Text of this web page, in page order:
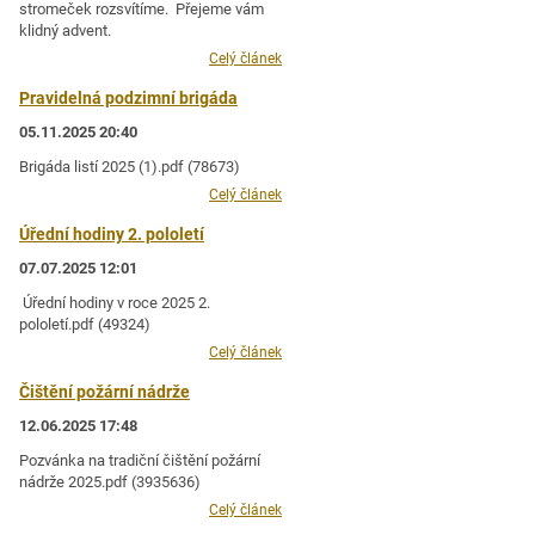
stromeček rozsvítíme. Přejeme vám
klidný advent.
Celý článek
Pravidelná podzimní brigáda
05.11.2025 20:40
Brigáda listí 2025 (1).pdf (78673)
Celý článek
Úřední hodiny 2. pololetí
07.07.2025 12:01
Úřední hodiny v roce 2025 2.
pololetí.pdf (49324)
Celý článek
Čištění požární nádrže
12.06.2025 17:48
Pozvánka na tradiční čištění požární
nádrže 2025.pdf (3935636)
Celý článek